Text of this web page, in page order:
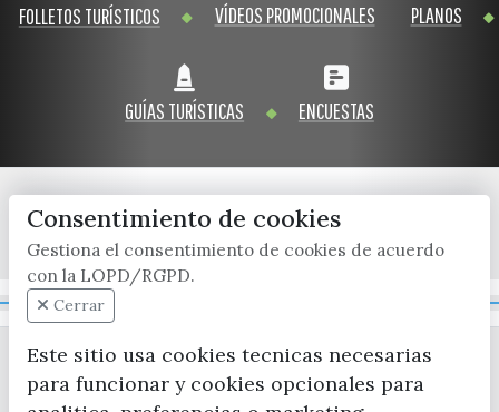
FOLLETOS TURÍSTICOS VÍDEOS PROMOCIONALES PLANOS
GUÍAS TURÍSTICAS ENCUESTAS
x / twitter facebook youtube instagram
Consentimiento de cookies
Gestiona el consentimiento de cookies de acuerdo
con la LOPD/RGPD.
Cerrar
Este sitio usa cookies tecnicas necesarias
para funcionar y cookies opcionales para